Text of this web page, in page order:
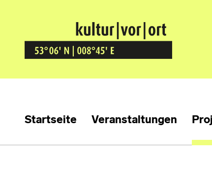
Kultur Vor Ort
BREMEN GRÖPELINGEN
Startseite Veranstaltungen